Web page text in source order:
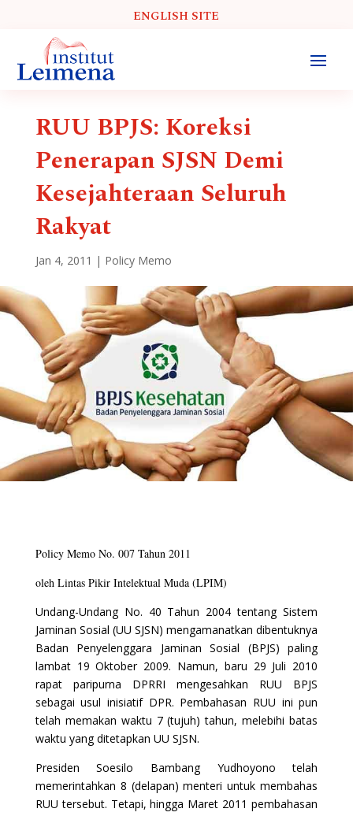
ENGLISH SITE
RUU BPJS: Koreksi
Penerapan SJSN Demi
Kesejahteraan Seluruh
Rakyat
Jan 4, 2011 | Policy Memo
Policy Memo No. 007 Tahun 2011
oleh Lintas Pikir Intelektual Muda (LPIM)
Undang-Undang No. 40 Tahun 2004 tentang Sistem
Jaminan Sosial (UU SJSN) mengamanatkan dibentuknya
Badan Penyelenggara Jaminan Sosial (BPJS) paling
lambat 19 Oktober 2009. Namun, baru 29 Juli 2010
rapat paripurna DPRRI mengesahkan RUU BPJS
sebagai usul inisiatif DPR. Pembahasan RUU ini pun
telah memakan waktu 7 (tujuh) tahun, melebihi batas
waktu yang ditetapkan UU SJSN.
Presiden Soesilo Bambang Yudhoyono telah
memerintahkan 8 (delapan) menteri untuk membahas
RUU tersebut. Tetapi, hingga Maret 2011 pembahasan